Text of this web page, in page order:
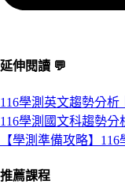
延伸閱讀 💬
116學測英文趨勢分
116學測國文科趨勢
【學測準備攻略】
推薦課程